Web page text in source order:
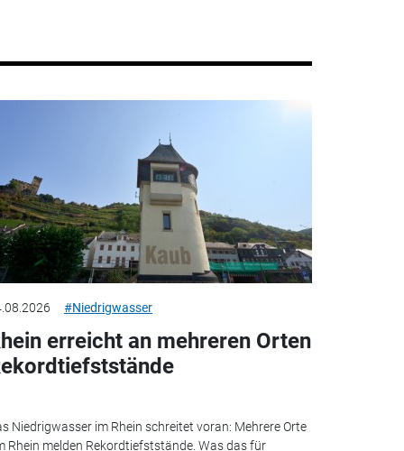
#Niedrigwasser
erreicht an mehreren Orten
Niedrigwasser im Rhein schreitet voran: Mehrere Orte
Rhein melden Rekordtiefststände. Was das für